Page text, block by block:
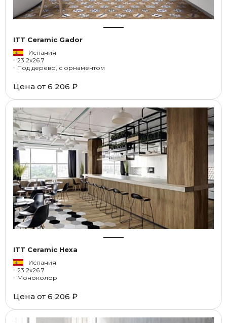
ITT Ceramic Gador
Испания
23.2x26.7
Под дерево, с орнаментом
Цена от 6 206 ₽
ITT Ceramic Hexa
Испания
23.2x26.7
Моноколор
Цена от 6 206 ₽